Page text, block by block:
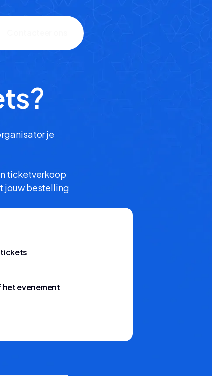
je
ticketverkoop
jouw bestelling
tickets
het evenement